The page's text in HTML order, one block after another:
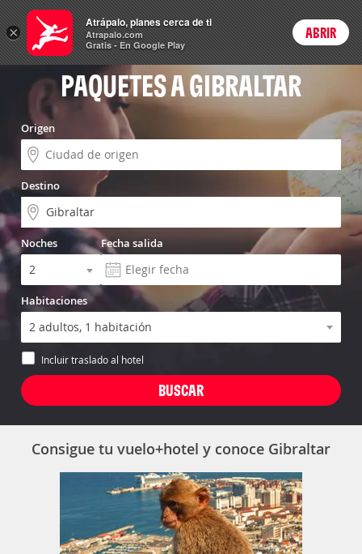
Vuelo+Hotel Login
PAQUETES A GIBRALTAR
Origen
Destino
Noches Fecha salida
Habitaciones
Incluir traslado al hotel
Consigue tu vuelo+hotel y conoce Gibraltar
×
Atrápalo, planes cerca de ti
Atrapalo.com
Gratis - En Google Play
ABRIR